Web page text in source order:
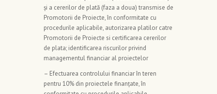
şi a cererilor de plată (faza a doua) transmise de
Promotorii de Proiecte, în conformitate cu
procedurile aplicabile, autorizarea platilor catre
Promotorii de Proiecte si certificarea cererilor
de plata; identificarea riscurilor privind
managementul financiar al proiectelor
– Efectuarea controlului financiar în teren
pentru 10% din proiectele finanţate, în